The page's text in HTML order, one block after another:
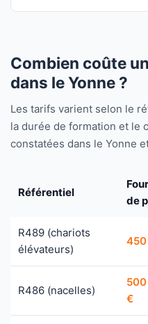
Combien coûte
dans le Yonne ?
Les tarifs varient selon le
la durée de formation et le
constatées dans le Yonne
Référentiel
de
R489 (chariots
élévateurs)
R486 (nacelles)
€